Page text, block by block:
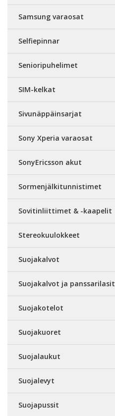
Samsung varaosat
Selfiepinnar
Senioripuhelimet
SIM-kelkat
Sivunäppäinsarjat
Sony Xperia varaosat
SonyEricsson akut
Sormenjälkitunnistimet
Sovitinliittimet & -kaapelit
Stereokuulokkeet
Suojakalvot
Suojakalvot ja panssarilasit
Suojakotelot
Suojakuoret
Suojalaukut
Suojalevyt
Suojapussit